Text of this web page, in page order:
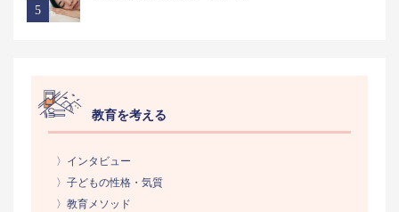
教育を考える
〉インタビュー
〉子どもの性格・気質
〉教育メソッド